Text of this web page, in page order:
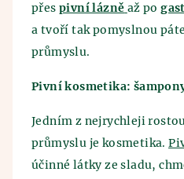
přes pivní lázně až po
a tvoří tak pomyslnou
průmyslu.
Pivní kosmetika:
Jedním z nejrychleji
průmyslu je kosmetika.
účinné látky ze sladu,